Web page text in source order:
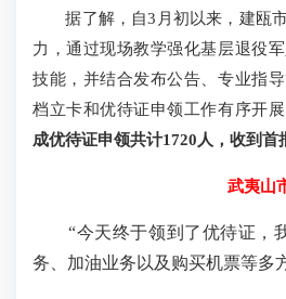
据了解，自3月初以来，建瓯市
力，通过现场教学强化基层退役
技能，并结合发布公告、专业指
档立卡和优待证申领工作有序开展
成优待证申领共计1720人，收到首
武夷山
“今天终于领到了优待证，
务、加油业务以及购买机票等多